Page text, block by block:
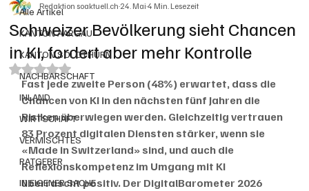
Alle Artikel
KANTON AARGAU
KANTON SOLOTHURN
NACHBARSCHAFT
INLAND
WIRTSCHAFT
VERMISCHTES
RATGEBER
IN EIGENER SACHE
Schweizer Bevölkerung sieht Chancen
in KI, fordert aber mehr Kontrolle
Redaktion soaktuell.ch24. Mai4 Min. Lesezeit
Mit NaN von 5 Sternen bewertet.
Fast jede zweite Person (48%) erwartet, dass die
Chancen von KI in den nächsten fünf Jahren die
Risiken überwiegen werden. Gleichzeitig vertrauen
83 Prozent digitalen Diensten stärker, wenn sie
«Made in Switzerland» sind, und auch die
Reflexionskompetenz im Umgang mit KI
überrascht positiv. Der DigitalBarometer 2026